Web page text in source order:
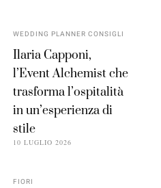
WEDDING PLANNER CONSIGLI
Ilaria Capponi,
l’Event Alchemist che
trasforma l’ospitalità
in un’esperienza di
stile
10 LUGLIO 2026
FIORI